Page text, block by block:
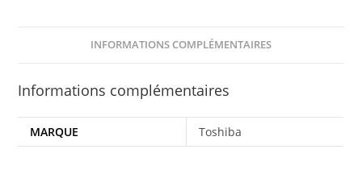
INFORMATIONS COMPLÉMENTAIRES
Informations complémentaires
MARQUE Toshiba